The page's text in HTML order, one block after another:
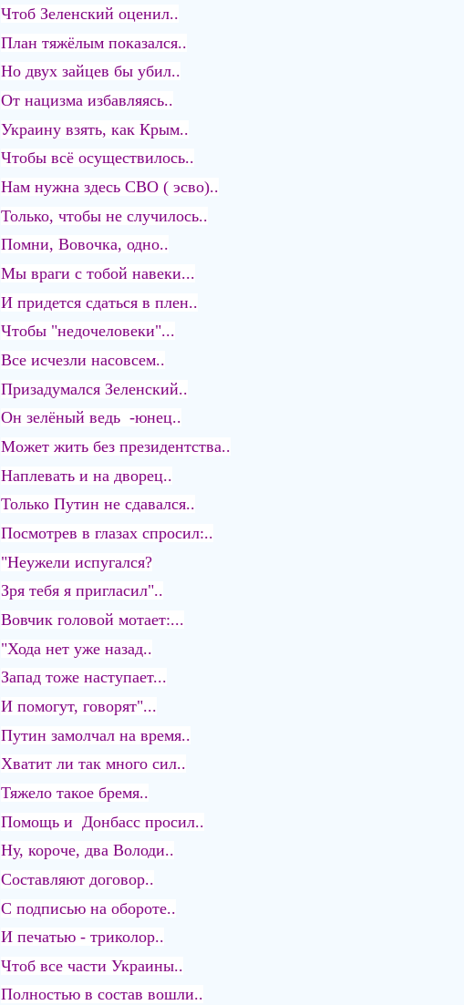
Чтоб Зеленский оценил..
План тяжёлым показался..
Но двух зайцев бы убил..
От нацизма избавляясь..
Украину взять, как Крым..
Чтобы всё осуществилось..
Нам нужна здесь СВО ( эсво)..
Только, чтобы не случилось..
Помни, Вовочка, одно..
Мы враги с тобой навеки...
И придется сдаться в плен..
Чтобы "недочеловеки"...
Все исчезли насовсем..
Призадумался Зеленский..
Он зелёный ведь -юнец..
Может жить без президентства..
Наплевать и на дворец..
Только Путин не сдавался..
Посмотрев в глазах спросил:..
"Неужели испугался?
Зря тебя я пригласил"..
Вовчик головой мотает:...
"Хода нет уже назад..
Запад тоже наступает...
И помогут, говорят"...
Путин замолчал на время..
Хватит ли так много сил..
Тяжело такое бремя..
Помощь и Донбасс просил..
Ну, короче, два Володи..
Составляют договор..
С подписью на обороте..
И печатью - триколор..
Чтоб все части Украины..
Полностью в состав вошли..